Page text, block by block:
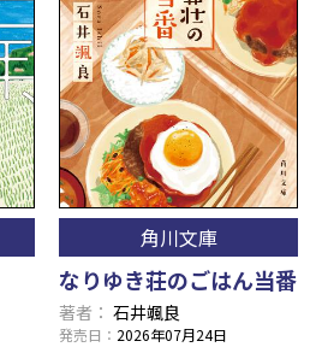
角川文庫
なりゆき荘のごはん当番
著者 石井颯良
発売日 2026年07月24日